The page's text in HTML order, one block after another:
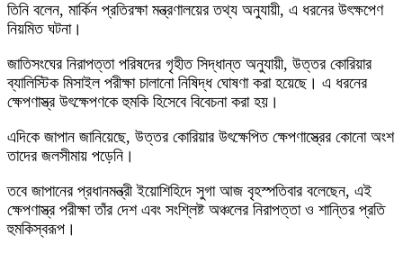
তিনি বলেন, মার্কিন প্রতিরক্ষা মন্ত্রণালয়ের তথ্য অনুযায়ী, এ ধরনের উৎক্ষপেণ
নিয়মিত ঘটনা।
জাতিসংঘের নিরাপত্তা পরিষদের গৃহীত সিদ্ধান্ত অনুযায়ী, উত্তর কোরিয়ার
ব্যালিস্টিক মিসাইল পরীক্ষা চালানো নিষিদ্ধ ঘোষণা করা হয়েছে। এ ধরনের
ক্ষেপণাস্ত্র উৎক্ষেপণকে হুমকি হিসেবে বিবেচনা করা হয়।
এদিকে জাপান জানিয়েছে, উত্তর কোরিয়ার উৎক্ষেপিত ক্ষেপণাস্ত্রের কোনো অংশ
তাদের জলসীমায় পড়েনি।
তবে জাপানের প্রধানমন্ত্রী ইয়োশিহিদে সুগা আজ বৃহস্পতিবার বলেছেন, এই
ক্ষেপণাস্ত্র পরীক্ষা তাঁর দেশ এবং সংশ্লিষ্ট অঞ্চলের নিরাপত্তা ও শান্তির প্রতি
হুমকিস্বরূপ।